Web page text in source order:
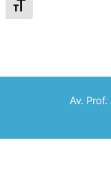
Alternar tamanho
Av.